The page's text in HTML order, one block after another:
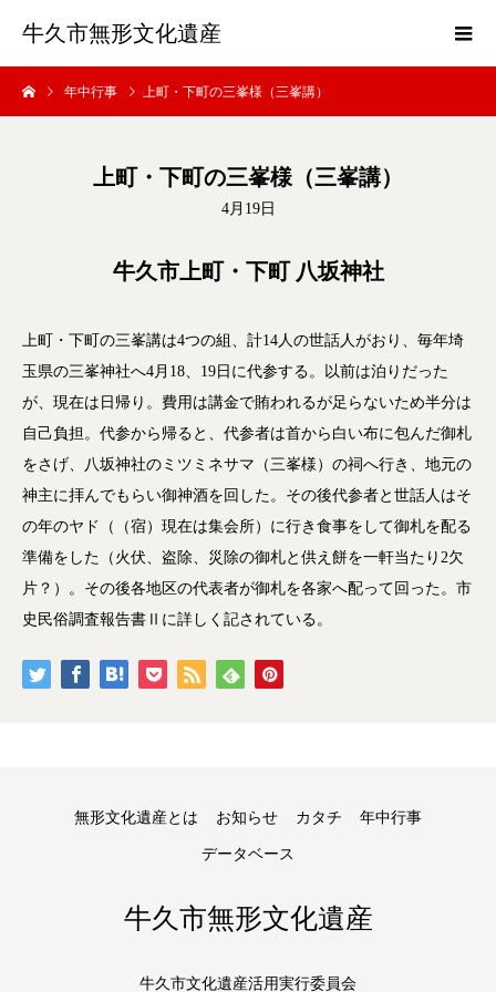
牛久市無形文化遺産
年中行事 上町・下町の三峯様（三峯講）
上町・下町の三峯様（三峯講）
4月19日
牛久市上町・下町 八坂神社
上町・下町の三峯講は4つの組、計14人の世話人がおり、毎年埼
玉県の三峯神社へ4月18、19日に代参する。以前は泊りだった
が、現在は日帰り。費用は講金で賄われるが足らないため半分は
自己負担。代参から帰ると、代参者は首から白い布に包んだ御札
をさげ、八坂神社のミツミネサマ（三峯様）の祠へ行き、地元の
神主に拝んでもらい御神酒を回した。その後代参者と世話人はそ
の年のヤド（（宿）現在は集会所）に行き食事をして御札を配る
準備をした（火伏、盗除、災除の御札と供え餅を一軒当たり2欠
片？）。その後各地区の代表者が御札を各家へ配って回った。市
史民俗調査報告書Ⅱに詳しく記されている。
無形文化遺産とは お知らせ カタチ 年中行事
データベース
牛久市無形文化遺産
牛久市文化遺産活用実行委員会